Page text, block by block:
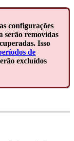
as configurações
serão removidas
. Isso
íodos de
ão excluídos